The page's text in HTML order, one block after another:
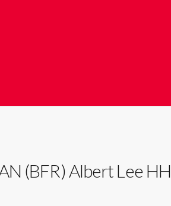
(BFR) Albert Lee HH